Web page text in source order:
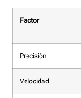
Factor
Precisión
Velocidad